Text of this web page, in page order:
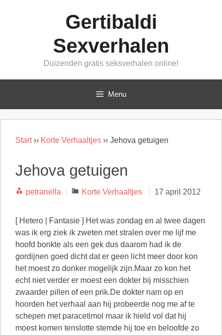
Gertibaldi
Sexverhalen
Duizenden gratis seksverhalen online!
Menu
Start›› Korte Verhaaltjes ›› Jehova getuigen
Jehova getuigen
petranella Categorieën
Korte Verhaaltjes 17 april 2012
[ Hetero | Fantasie ] Het was zondag en al twee dagen
was ik erg ziek ik zweten met stralen over me lijf me
hoofd bonkte als een gek dus daarom had ik de
gordijnen goed dicht dat er geen licht meer door kon
het moest zo donker mogelijk zijn.Maar zo kon het
echt niet verder er moest een dokter bij misschien
zwaarder pillen of een prik.De dokter nam op en
hoorden het verhaal aan hij probeerde nog me af te
schepen met paracetimol maar ik hield vol dat hij
moest komen tenslotte stemde hij toe en beloofde zo